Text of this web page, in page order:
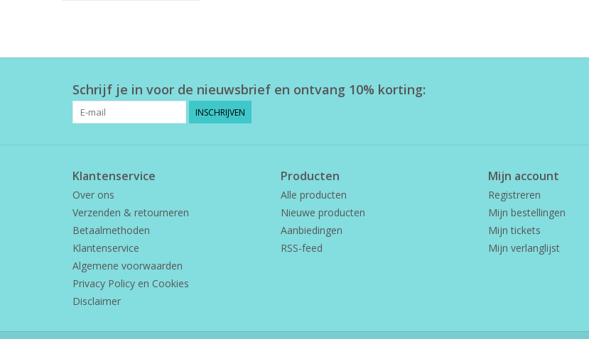
Schrijf je in voor de nieuwsbrief en ontvang 10% korting:
INSCHRIJVEN
Klantenservice
Over ons
Verzenden & retourneren
Betaalmethoden
Klantenservice
Algemene voorwaarden
Privacy Policy en Cookies
Disclaimer
Producten
Alle producten
Nieuwe producten
Aanbiedingen
RSS-feed
Mijn account
Registreren
Mijn bestellingen
Mijn tickets
Mijn verlanglijst